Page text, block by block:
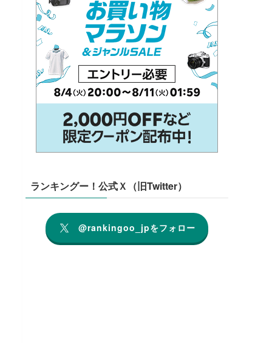
ランキングー！公式Ｘ（旧Twitter）
@rankingoo_jpをフォロー